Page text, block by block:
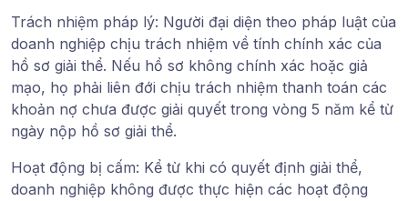
Trách nhiệm pháp lý: Người đại diện theo pháp luật của
doanh nghiệp chịu trách nhiệm về tính chính xác của
hồ sơ giải thể. Nếu hồ sơ không chính xác hoặc giả
mạo, họ phải liên đới chịu trách nhiệm thanh toán các
khoản nợ chưa được giải quyết trong vòng 5 năm kể từ
ngày nộp hồ sơ giải thể.
Hoạt động bị cấm: Kể từ khi có quyết định giải thể,
doanh nghiệp không được thực hiện các hoạt động